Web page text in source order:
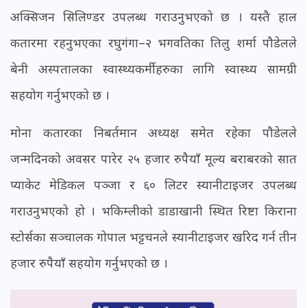
अक्सिजन सिलिण्डर उपलब्ध गराउनुभएको छ । यस्तै हाल
कतारमा रहनुभएका रघुगंगा–२ भगवतिका तिलु शर्मा पौडेलले
बेनी अस्पतालका स्वास्थ्यकर्मीहरुका लागि स्वास्थ्य सामग्री
सहयोग गर्नुभएको छ ।
मोना कतारका निबर्तमान अध्यक्ष समेत रहेका पौडेलले
जन्मदिनको अवसर पारेर २५ हजार रुपैयाँ मूल्य बराबरको सात
प्याकेट मेडिकल पञ्जा र ६० लिटर स्यानीटाइजर उपलब्ध
गराउनुभएको हो । भकिम्लीको डाडाखानी स्थित रिष्टा किराना
स्टोर्सका सञ्चालक गोपाल भट्टचनले स्यानीटाइजर खरिद गर्न तीन
हजार रुपैयाँ सहयोग गर्नुभएको छ ।